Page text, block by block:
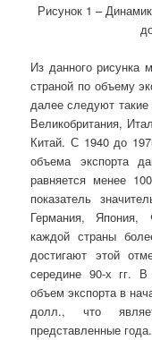
Рисунок 1 –
Из данного рисунка
страной по объему
далее следуют
Великобритания,
Китай. С 1940 до
объема экспорта
равняется менее
показатель
Германия, Япония,
каждой страны
достигают этой
середине 90-х гг.
объем экспорта в
долл., что
представленные года.